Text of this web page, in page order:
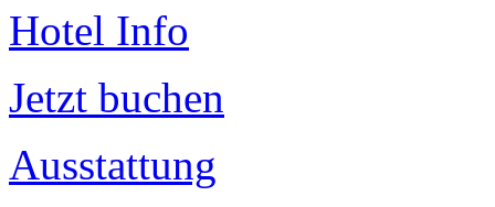
Hotel Info
Jetzt buchen
Ausstattung